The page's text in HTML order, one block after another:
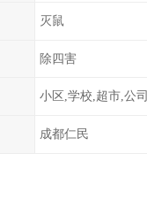
灭鼠
除四害
小区,学校,超市,公司
成都仁民